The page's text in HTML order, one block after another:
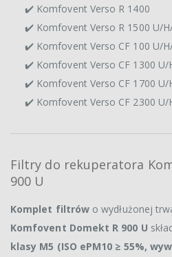
✔️ Komfovent Verso R 1400
✔️ Komfovent Verso R 1500 U/
✔️ Komfovent Verso CF 100 U/
✔️ Komfovent Verso CF 1300 U/
✔️ Komfovent Verso CF 1700 U/
✔️ Komfovent Verso CF 2300 U/
Filtry do rekuperatora
900 U
Komplet filtrów o wydłużonej
Komfovent Domekt R 900 U
klasy M5 (ISO ePM10 ≥ 55%,